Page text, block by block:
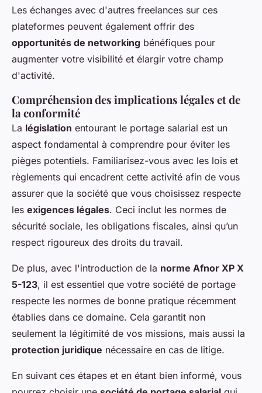
Les échanges avec d'autres freelances sur ces
plateformes peuvent également offrir des
opportunités de networking bénéfiques pour
augmenter votre visibilité et élargir votre champ
d'activité.
Compréhension des implications légales et de
la conformité
La législation entourant le portage salarial est un
aspect fondamental à comprendre pour éviter les
pièges potentiels. Familiarisez-vous avec les lois et
règlements qui encadrent cette activité afin de vous
assurer que la société que vous choisissez respecte
les exigences légales. Ceci inclut les normes de
sécurité sociale, les obligations fiscales, ainsi qu’un
respect rigoureux des droits du travail.
De plus, avec l'introduction de la norme Afnor XP X
5-123, il est essentiel que votre société de portage
respecte les normes de bonne pratique récemment
établies dans ce domaine. Cela garantit non
seulement la légitimité de vos missions, mais aussi la
protection juridique nécessaire en cas de litige.
En suivant ces étapes et en étant bien informé, vous